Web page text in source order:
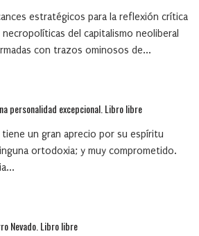
estratégicos para la reflexión crítica
del capitalismo neoliberal
con trazos ominosos de...
personalidad excepcional. Libro libre
tiene un gran aprecio por su espíritu
ortodoxia; y muy comprometido.
Nevado. Libro libre